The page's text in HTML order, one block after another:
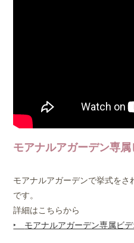
モアナルアガーデン専
モアナルアガーデンで挙式をさ
です。
詳細はこちらから
‣ モアナルアガーデン専属ビ